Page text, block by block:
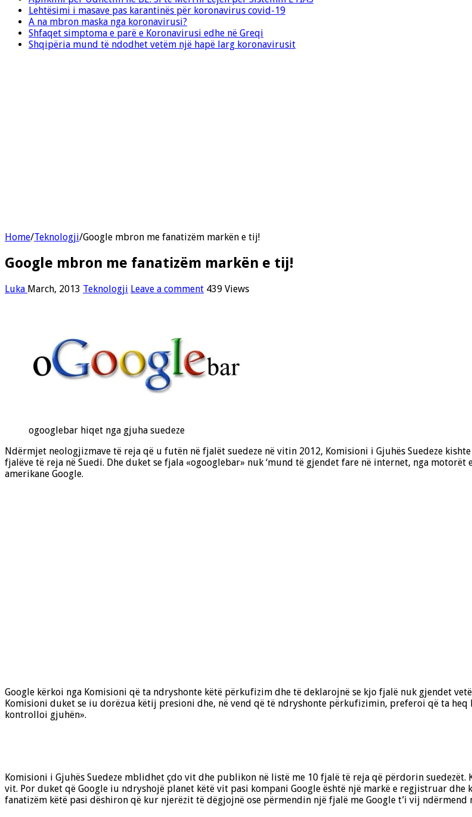
Lehtësimi i masave pas karantinës për koronavirus covid-19
A na mbron maska nga koronavirusi?
Shfaqet simptoma e parë e Koronavirusi edhe në Greqi
Shqipëria mund të ndodhet vetëm një hapë larg koronavirusit
Home/Teknologji/Google mbron me fanatizëm markën e tij!
Google mbron me fanatizëm markën e tij!
Luka March, 2013 Teknologji Leave a comment 439 Views
ogooglebar hiqet nga gjuha suedeze
Ndërmjet neologjizmave të reja që u futën në fjalët suedeze në vitin 2012, Komisioni i Gjuhës Suedeze
fjalëve të reja në Suedi. Dhe duket se fjala «ogooglebar» nuk ‘mund të gjendet fare në internet, nga motorët
amerikane Google.
Google kërkoi nga Komisioni që ta ndryshonte këtë përkufizim dhe të deklarojnë se kjo fjalë nuk gjendet
Komisioni duket se iu dorëzua këtij presioni dhe, në vend që të ndryshonte përkufizimin, preferoi që ta heq
kontrolloi gjuhën».
Komisioni i Gjuhës Suedeze mblidhet çdo vit dhe publikon në listë me 10 fjalë të reja që përdorin
vit. Por duket që Google iu ndryshojë planet këtë vit pasi kompani Google është një markë e regjistruar
fanatizëm këtë pasi dëshiron që kur njerëzit të dëgjojnë ose përmendin një fjalë me Google t’i vij